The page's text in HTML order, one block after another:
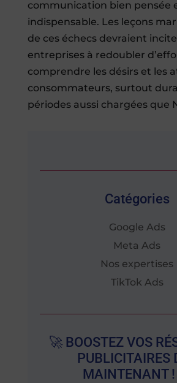
communication bien pensée
indispensable. Les leçons
de ces échecs devraient
entreprises à redoubler
comprendre les désirs et les
consommateurs, surtout
périodes aussi chargées que
Catégories
Google Ads
Meta Ads
Nos expertises
TikTok Ads
🚀 BOOSTEZ VOS
PUBLICITAIRES
MAINTENANT